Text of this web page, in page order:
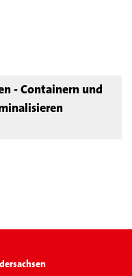
- Containern und